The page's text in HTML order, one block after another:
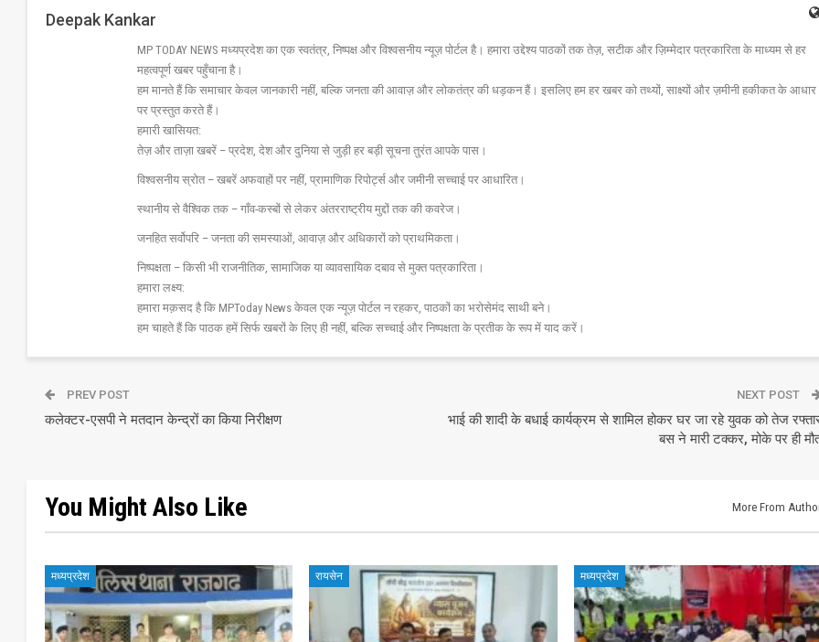
Deepak Kankar
MP TODAY NEWS मध्यप्रदेश का एक स्वतंत्र, निष्पक्ष और विश्वसनीय न्यूज़ पोर्टल है। हमारा उद्देश्य पाठकों तक तेज़, सटीक और ज़िम्मेदार पत्रकारिता के माध्यम से हर
महत्वपूर्ण खबर पहुँचाना है।
हम मानते हैं कि समाचार केवल जानकारी नहीं, बल्कि जनता की आवाज़ और लोकतंत्र की धड़कन हैं। इसलिए हम हर खबर को तथ्यों, साक्ष्यों और ज़मीनी हकीकत के आधार
पर प्रस्तुत करते हैं।
हमारी खासियत:
तेज़ और ताज़ा खबरें – प्रदेश, देश और दुनिया से जुड़ी हर बड़ी सूचना तुरंत आपके पास।
विश्वसनीय स्रोत – खबरें अफवाहों पर नहीं, प्रामाणिक रिपोर्ट्स और जमीनी सच्चाई पर आधारित।
स्थानीय से वैश्विक तक – गाँव-कस्बों से लेकर अंतरराष्ट्रीय मुद्दों तक की कवरेज।
जनहित सर्वोपरि – जनता की समस्याओं, आवाज़ और अधिकारों को प्राथमिकता।
निष्पक्षता – किसी भी राजनीतिक, सामाजिक या व्यावसायिक दबाव से मुक्त पत्रकारिता।
हमारा लक्ष्य:
हमारा मक़सद है कि MPToday News केवल एक न्यूज़ पोर्टल न रहकर, पाठकों का भरोसेमंद साथी बने।
हम चाहते हैं कि पाठक हमें सिर्फ खबरों के लिए ही नहीं, बल्कि सच्चाई और निष्पक्षता के प्रतीक के रूप में याद करें।
PREV POST
कलेक्टर-एसपी ने मतदान केन्द्रों का किया निरीक्षण
NEXT POST
भाई की शादी के बधाई कार्यक्रम से शामिल होकर घर जा रहे युवक को तेज
बस ने मारी टक्कर, मोके पर ही
You Might Also Like More From
मध्यप्रदेश रायसेन मध्यप्रदेश